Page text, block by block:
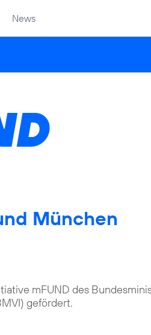
News
München
mFUND des
gefördert.